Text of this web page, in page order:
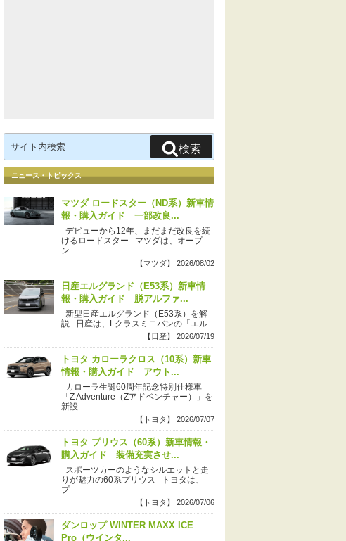
索:
検索
ニュース・トピックス
マツダ ロードスター（ND系）新車情
報・購入ガイド 一部改良...
デビューから12年、まだまだ改良を続
けるロードスター マツダは、オープ
ン...
【マツダ】 2026/08/02
日産エルグランド（E53系）新車情
報・購入ガイド 脱アルファ...
新型日産エルグランド（E53系）を解
説 日産は、Lクラスミニバンの「エル...
【日産】 2026/07/19
トヨタ カローラクロス（10系）新車
情報・購入ガイド アウト...
カローラ生誕60周年記念特別仕様車
「Z Adventure（Zアドベンチャー）」を
新設...
【トヨタ】 2026/07/07
トヨタ プリウス（60系）新車情報・
購入ガイド 装備充実させ...
スポーツカーのようなシルエットと走
りが魅力の60系プリウス トヨタは、
プ...
【トヨタ】 2026/07/06
ダンロップ WINTER MAXX ICE
Pro（ウインタ...